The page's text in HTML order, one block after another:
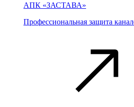
АПК «ЗАСТАВА»
Профессиональная защита